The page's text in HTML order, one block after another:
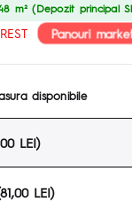
m² (Depozit principal
Panouri
disponibile
LEI)
LEI)